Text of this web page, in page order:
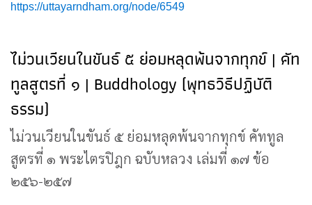
https://uttayarndham.org/node/6549
ไม่วนเวียนในขันธ์ ๕ ย่อมหลุดพ้นจากทุกข์ | คัท
ทูลสูตรที่ ๑ | Buddhology (พุทธวิธีปฏิบัติ
ธรรม)
ไม่วนเวียนในขันธ์ ๕ ย่อมหลุดพ้นจากทุกข์ คัททูล
สูตรที่ ๑ พระไตรปิฎก ฉบับหลวง เล่มที่ ๑๗ ข้อ
๒๕๖-๒๕๗